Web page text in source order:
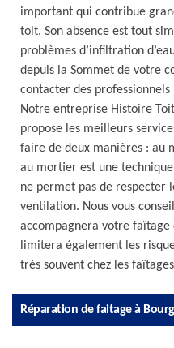
important qui contribue
toit. Son absence est tout
problèmes d’infiltration
depuis la Sommet de votre
contacter des
Notre entreprise Histoire
propose les meilleurs
faire de deux manières : au
au mortier est une
ne permet pas de respecter
ventilation. Nous vous
accompagnera votre faîtage
limitera également les
très souvent chez les
Réparation de faitage à